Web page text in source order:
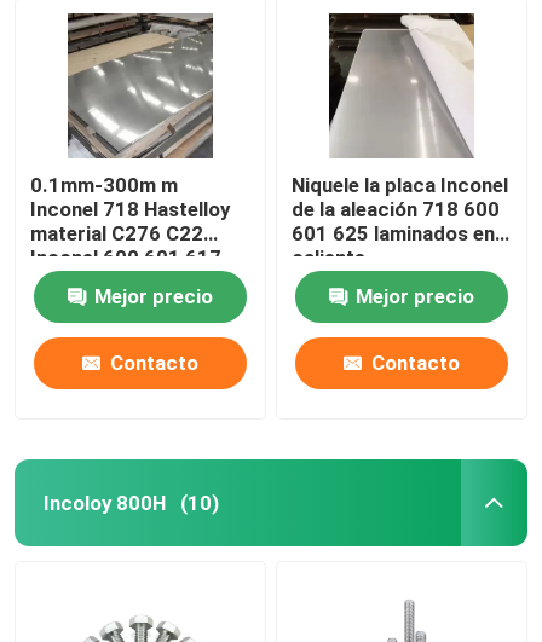
0.1mm-300m m
Inconel 718 Hastelloy
material C276 C22
Inconel 600 601 617
625 713 725 800 825
Monel 400 K500
Mejor precio
Contacto
Niquele la placa Inconel
de la aleación 718 600
601 625 laminados en
caliente
Mejor precio
Contacto
Incoloy 800H (10)